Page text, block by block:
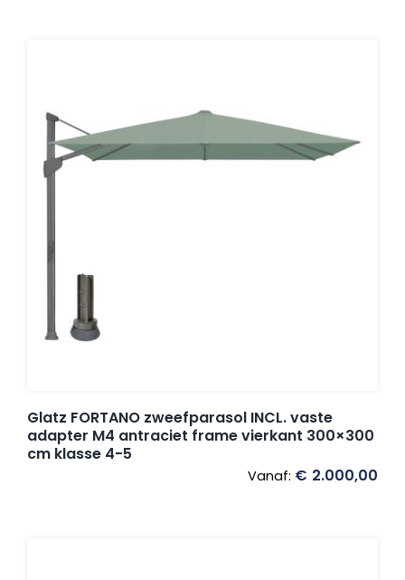
Glatz FORTANO zweefparasol INCL. vaste
adapter M4 antraciet frame vierkant 300×300
cm klasse 4-5
Vanaf: € 2.000,00